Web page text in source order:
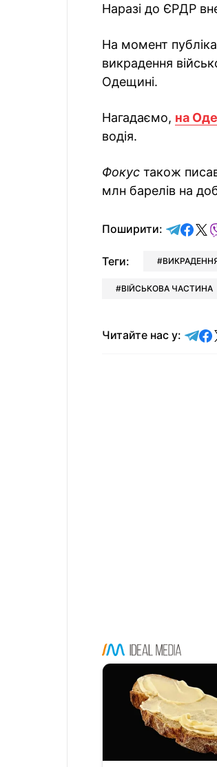
Наразі до ЄРДР
На момент
викрадення
Одещині.
Нагадаємо, на
водія.
Фокус також
млн барелів на
Поширити:
Теги:
ВІЙСЬКОВА ЧАСТИНА
Читайте нас у: